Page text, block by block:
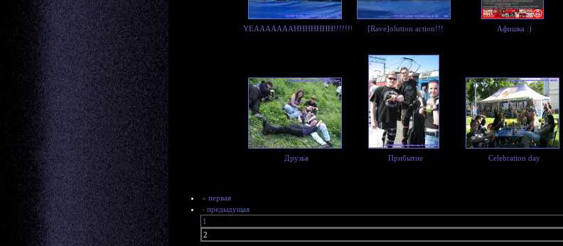
YEAAAAAAAHHHHHHH!!!!!!!!!!!! [Rave]olution action!!! Афишка :)
Друзья Прибытие Сelebration day
« первая
‹ предыдущая
1
2